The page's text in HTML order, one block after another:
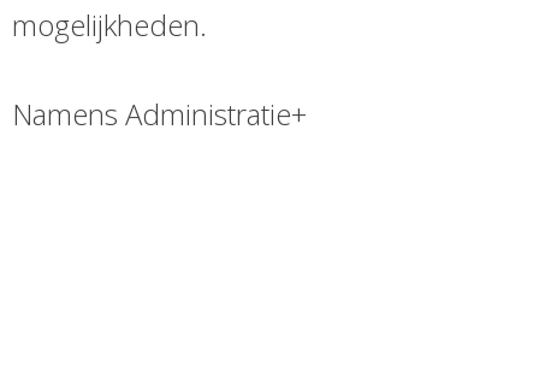
mogelijkheden.
Namens Administratie+